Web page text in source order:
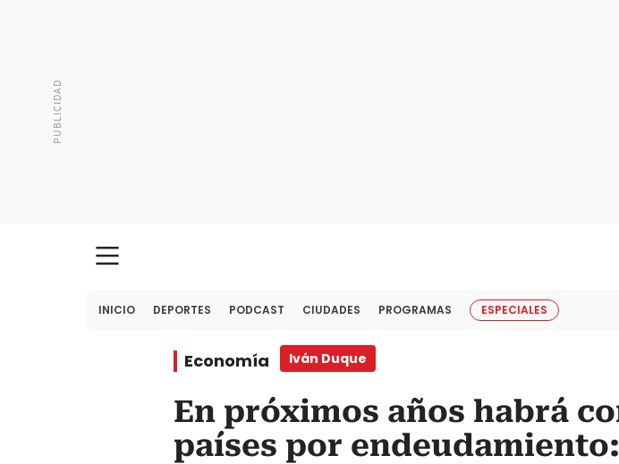
INICIO DEPORTES PODCAST CIUDADES PROGRAMAS ESPECIALES
Economía Iván Duque
En próximos años habrá
países por